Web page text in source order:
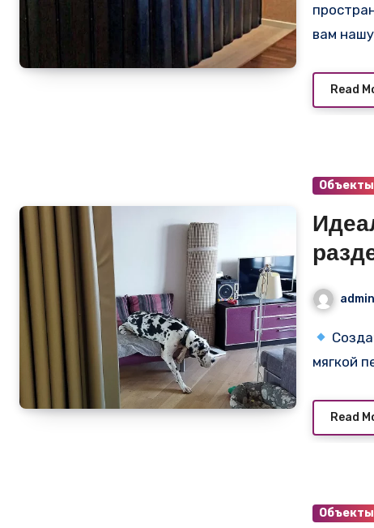
вам
Read
Объекты
admin
мягкой
Read
Объекты